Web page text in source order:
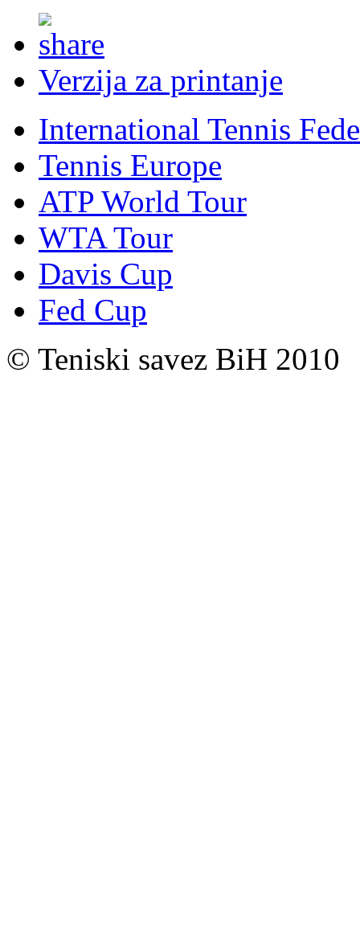
Verzija za printanje
International Tennis
Tennis Europe
ATP World Tour
WTA Tour
Davis Cup
Fed Cup
© Teniski savez BiH 2010